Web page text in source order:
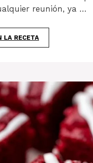
reunión, ya …
LA RECETA